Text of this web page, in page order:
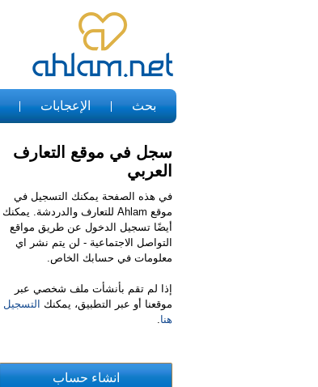
بحث الإعجابات
سجل في موقع التعارف
العربي
في هذه الصفحة يمكنك التسجيل في
موقع Ahlam للتعارف والدردشة. يمكنك
أيضًا تسجيل الدخول عن طريق مواقع
التواصل الاجتماعية - لن يتم نشر اي
معلومات في حسابك الخاص.
إذا لم تقم بأنشأت ملف شخصي عبر
موقعنا أو عبر التطبيق، يمكنك
التسجيل
هنا.